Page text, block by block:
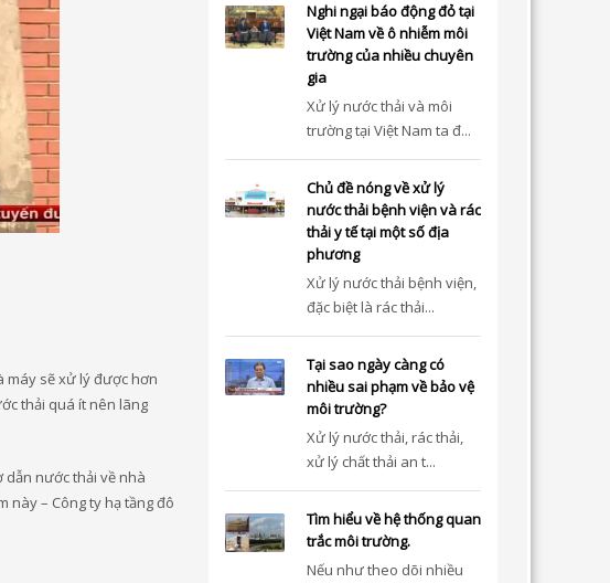
máy sẽ xử lý được hơn
thải quá ít nên lãng
dẫn nước thải về nhà
này – Công ty hạ tầng đô
Nghi ngại báo động đỏ tại
Việt Nam về ô nhiễm môi
trường của nhiều chuyên
gia
Xử lý nước thải và môi
trường tại Việt Nam ta đ...
Chủ đề nóng về xử lý
nước thải bệnh viện và rác
thải y tế tại một số địa
phương
Xử lý nước thải bệnh viện,
đặc biệt là rác thải...
Tại sao ngày càng có
nhiều sai phạm về bảo vệ
môi trường?
Xử lý nước thải, rác thải,
xử lý chất thải an t...
Tìm hiểu về hệ thống quan
trắc môi trường.
Nếu như theo dõi nhiều